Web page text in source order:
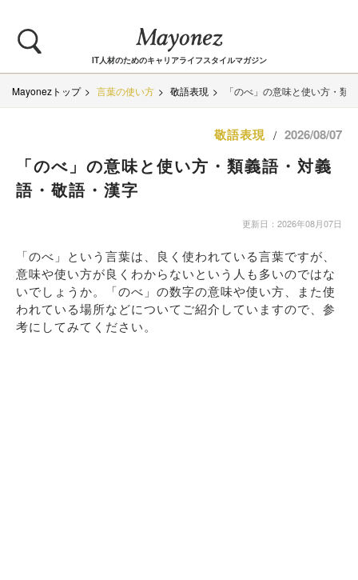
IT人材のためのキャリアライフスタイルマガジン
Mayonezトップ 言葉の使い方 敬語表現 「のべ」の意味と使い方・類
敬語表現 / 2026/08/07
「のべ」の意味と使い方・類義語・対義
語・敬語・漢字
更新日：2026年08月07日
「のべ」という言葉は、良く使われている言葉ですが、
意味や使い方が良くわからないという人も多いのではな
いでしょうか。「のべ」の数字の意味や使い方、また使
われている場所などについてご紹介していますので、参
考にしてみてください。